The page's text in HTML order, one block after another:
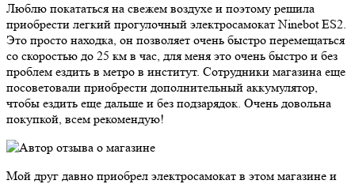
Люблю покататься на свежем воздухе и поэтому решила
приобрести легкий прогулочный электросамокат Ninebot ES2.
Это просто находка, он позволяет очень быстро перемещаться
со скоростью до 25 км в час, для меня это очень быстро и без
проблем ездить в метро в институт. Сотрудники магазина еще
посоветовали приобрести дополнительный аккумулятор,
чтобы ездить еще дальше и без подзарядок. Очень довольна
покупкой, всем рекомендую!
Мой друг давно приобрел электросамокат в этом магазине и